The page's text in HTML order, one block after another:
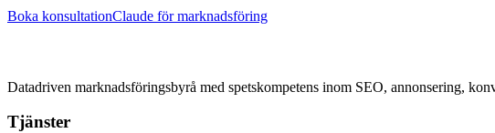
Boka konsultationClaude för marknadsföring
Datadriven marknadsföringsbyrå med spetskompetens inom SEO, annonsering,
Tjänster